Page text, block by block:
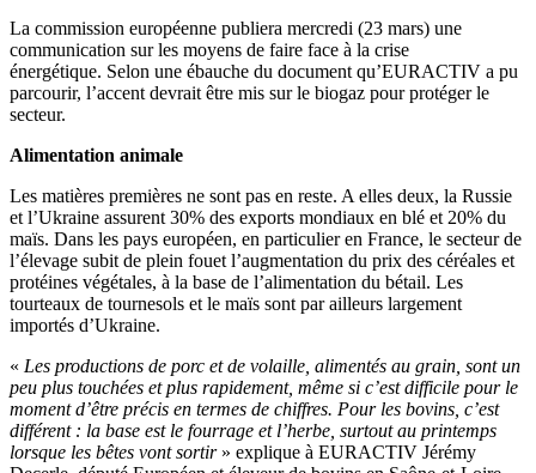
La commission européenne publiera mercredi (23 mars) une
communication sur les moyens de faire face à la crise
énergétique. Selon une ébauche du document qu’EURACTIV a pu
parcourir, l’accent devrait être mis sur le biogaz pour protéger le
secteur.
Alimentation animale
Les matières premières ne sont pas en reste. A elles deux, la Russie
et l’Ukraine assurent 30% des exports mondiaux en blé et 20% du
maïs. Dans les pays européen, en particulier en France, le secteur de
l’élevage subit de plein fouet l’augmentation du prix des céréales et
protéines végétales, à la base de l’alimentation du bétail. Les
tourteaux de tournesols et le maïs sont par ailleurs largement
importés d’Ukraine.
« Les productions de porc et de volaille, alimentés au grain, sont un
peu plus touchées et plus rapidement, même si c’est difficile pour le
moment d’être précis en termes de chiffres. Pour les bovins, c’est
différent : la base est le fourrage et l’herbe, surtout au printemps
lorsque les bêtes vont sortir » explique à EURACTIV Jérémy